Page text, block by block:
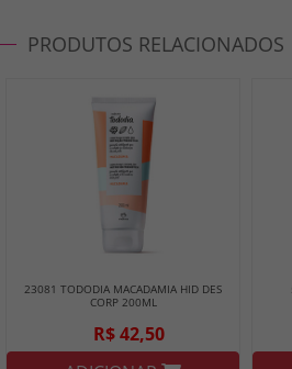
PRODUTOS RELACIONADOS
23081 TODODIA MACADAMIA HID DES
CORP 200ML
R$ 42,50